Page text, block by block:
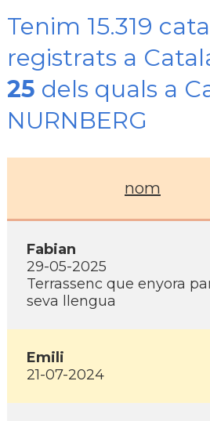
Tenim 15.319
registrats a
25 dels quals a
NURNBERG
nom
Fabian
29-05-2025
Terrassenc que enyora
seva llengua
Emili
21-07-2024